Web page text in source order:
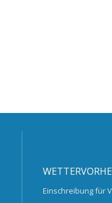
Einschreibung für